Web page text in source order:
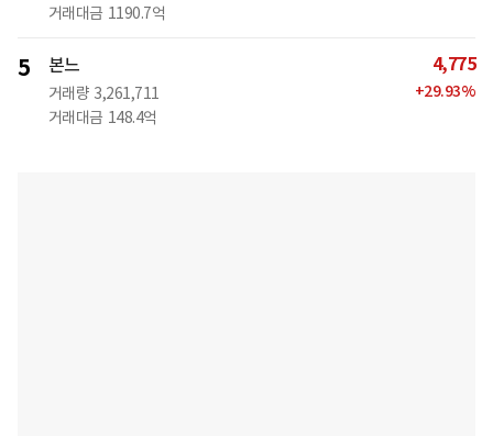
거래대금 1190.7억
5 본느
거래량 3,261,711
거래대금 148.4억
4,775
+29.93%